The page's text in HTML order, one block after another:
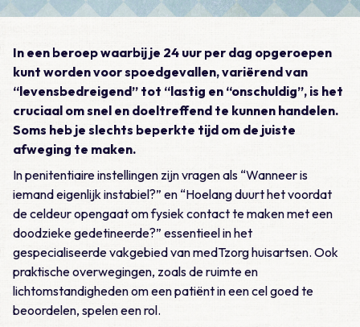
In een beroep waarbij je 24 uur per dag opgeroepen
kunt worden voor spoedgevallen, variërend van
“levensbedreigend” tot “lastig en “onschuldig”, is het
cruciaal om snel en doeltreffend te kunnen handelen.
Soms heb je slechts beperkte tijd om de juiste
afweging te maken.
In penitentiaire instellingen zijn vragen als “Wanneer is
iemand eigenlijk instabiel?” en “Hoelang duurt het voordat
de celdeur opengaat om fysiek contact te maken met een
doodzieke gedetineerde?” essentieel in het
gespecialiseerde vakgebied van medTzorg huisartsen. Ook
praktische overwegingen, zoals de ruimte en
lichtomstandigheden om een patiënt in een cel goed te
beoordelen, spelen een rol.